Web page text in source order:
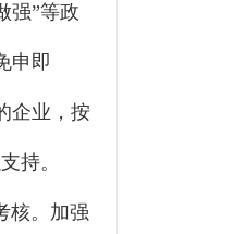
强”等政
申即
企业，按
持。
核。 加强